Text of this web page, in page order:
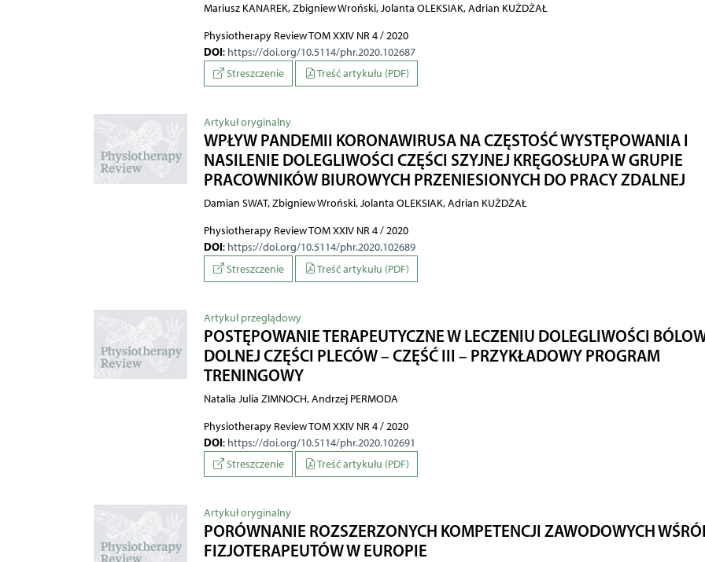
Mariusz KANAREK, Zbigniew Wroński, Jolanta OLEKSIAK, Adrian KUŻDŻAŁ
Physiotherapy Review TOM XXIV NR 4 / 2020
DOI: https://doi.org/10.5114/phr.2020.102687
Streszczenie
Treść artykułu (PDF)
Artykuł oryginalny
WPŁYW PANDEMII KORONAWIRUSA NA CZĘSTOŚĆ WYSTĘPOWANIA I
NASILENIE DOLEGLIWOŚCI CZĘŚCI SZYJNEJ KRĘGOSŁUPA W GRUPIE
PRACOWNIKÓW BIUROWYCH PRZENIESIONYCH DO PRACY ZDALNEJ
Damian SWAT, Zbigniew Wroński, Jolanta OLEKSIAK, Adrian KUŻDŻAŁ
Physiotherapy Review TOM XXIV NR 4 / 2020
DOI: https://doi.org/10.5114/phr.2020.102689
Streszczenie
Treść artykułu (PDF)
Artykuł przeglądowy
POSTĘPOWANIE TERAPEUTYCZNE W LECZENIU DOLEGLIWOŚCI
DOLNEJ CZĘŚCI PLECÓW – CZĘŚĆ III – PRZYKŁADOWY PROGRAM
TRENINGOWY
Natalia Julia ZIMNOCH, Andrzej PERMODA
Physiotherapy Review TOM XXIV NR 4 / 2020
DOI: https://doi.org/10.5114/phr.2020.102691
Streszczenie
Treść artykułu (PDF)
Artykuł oryginalny
PORÓWNANIE ROZSZERZONYCH KOMPETENCJI ZAWODOWYCH
FIZJOTERAPEUTÓW W EUROPIE